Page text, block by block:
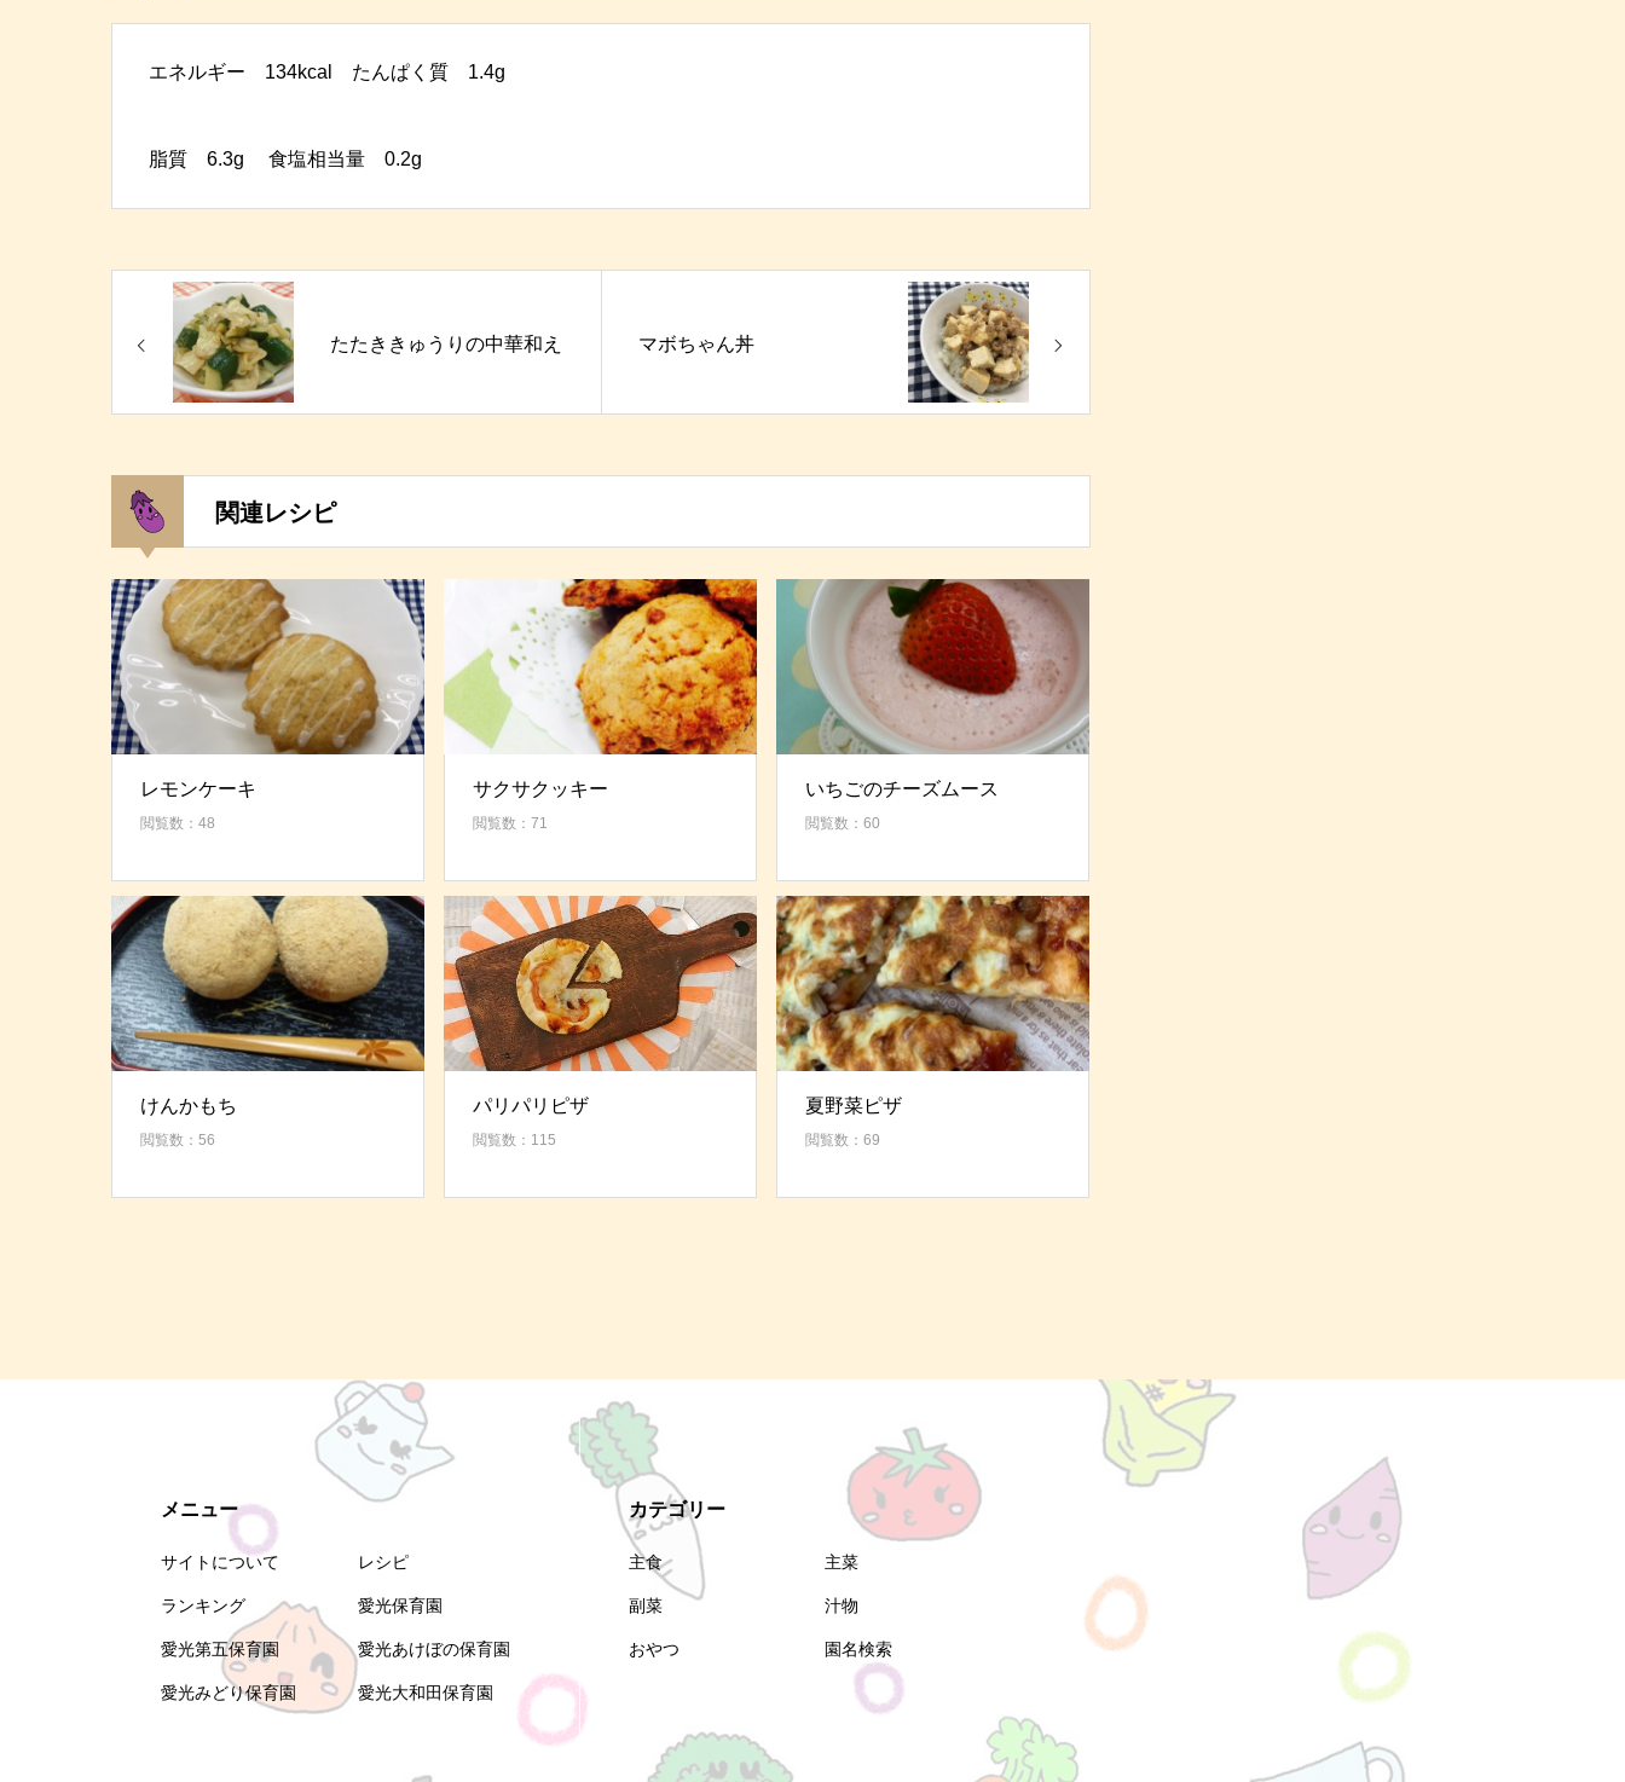
エネルギー 134kcal たんぱく質 1.4g
脂質 6.3g 食塩相当量 0.2g
たたききゅうりの中華和え マボちゃん丼
関連レシピ
レモンケーキ
閲覧数：48
サクサクッキー
閲覧数：71
いちごのチーズムース
閲覧数：60
けんかもち
閲覧数：56
パリパリピザ
閲覧数：115
夏野菜ピザ
閲覧数：69
メニュー
サイトについて レシピ
ランキング 愛光保育園
愛光第五保育園 愛光あけぼの保育園
愛光みどり保育園 愛光大和田保育園
カテゴリー
主食 主菜
副菜 汁物
おやつ 園名検索